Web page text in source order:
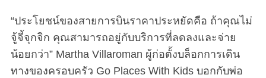
“ประโยชน์ของสายการบินราคาประหยัดคือ ถ้าคุณไม่
จู้จี้จุกจิก คุณสามารถอยู่กับบริการที่ลดลงและจ่าย
น้อยกว่า” Martha Villaroman ผู้ก่อตั้งบล็อกการเดิน
ทางของครอบครัว Go Places With Kids บอกกับพ่อ